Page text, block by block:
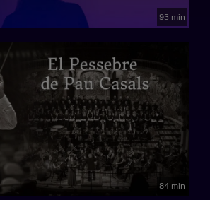
93 min
84 min